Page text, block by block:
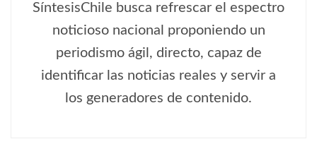
SíntesisChile busca refrescar el espectro
noticioso nacional proponiendo un
periodismo ágil, directo, capaz de
identificar las noticias reales y servir a
los generadores de contenido.